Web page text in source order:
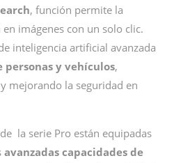
, función permite la
imágenes con un solo clic.
inteligencia artificial avanzada
y vehículos,
mejorando la seguridad en
la serie Pro están equipadas
avanzadas capacidades de